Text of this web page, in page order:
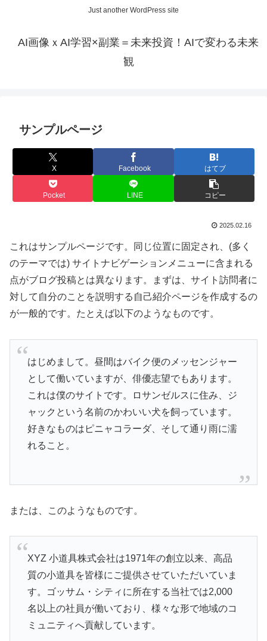
Just another WordPress site
AI画像ｘAI学習×副業＝未来投資！AIで変わる未来
観
サンプルページ
X Facebook はてブ
Pocket LINE コピー
2025.02.16
これはサンプルページです。同じ位置に固定され、(多く
のテーマでは) サイトナビゲーションメニューに含まれる
点がブログ投稿とは異なります。まずは、サイト訪問者に
対して自分のことを説明する自己紹介ページを作成するの
が一般的です。たとえば以下のようなものです。
はじめまして。昼間はバイク便のメッセンジャー
として働いていますが、俳優志望でもあります。
これは僕のサイトです。ロサンゼルスに住み、ジ
ャックという名前のかわいい犬を飼っています。
好きなものはピニャコラーダ、そして通り雨に濡
れること。
または、このようなものです。
XYZ 小道具株式会社は1971年の創立以来、高品
質の小道具を皆様にご提供させていただいていま
す。ゴッサム・シティに所在する当社では2,000
名以上の社員が働いており、様々な形で地域のコ
ミュニティへ貢献しています。